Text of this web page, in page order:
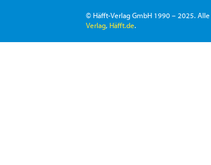
© Häfft-Verlag GmbH 1990 – 2025.
Verlag, Häfft.de.